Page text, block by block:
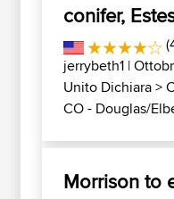
conifer,
jerrybeth1 |
Unito Dichiara>
CO - Douglas/
Morrison to